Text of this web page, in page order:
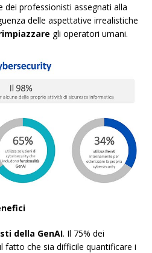
dei professionisti assegnati alla
delle aspettative irrealistiche
gli operatori umani.
della GenAI. Il 75% dei
fatto che sia difficile quantificare i